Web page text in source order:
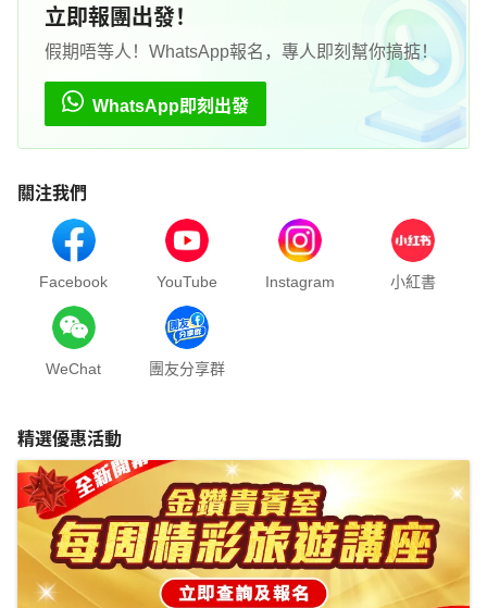
立即報團出發！
假期唔等人！WhatsApp報名，專人即刻幫你搞掂！
WhatsApp即刻出發
關注我們
Facebook YouTube Instagram 小紅書
WeChat 團友分享群
精選優惠活動